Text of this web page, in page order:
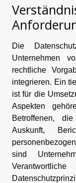
Die
Unternehmen
rechtliche
integrieren. Ein
ist für die
Aspekten
Betroffenen,
Auskunft,
sind